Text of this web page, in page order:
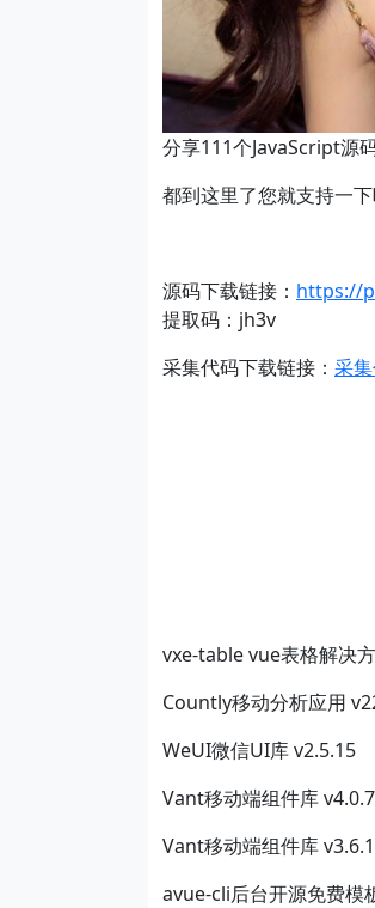
分享111个JavaScript源
都到这里了您就支持一
源码下载链接： https://
提取码：jh3v
采集代码下载链接： 采
vxe-table vue表格解决
Countly移动分析应用
WeUI微信UI库 v2.5.15
Vant移动端组件库 v4.0.7
Vant移动端组件库
avue-cli后台开源免费模